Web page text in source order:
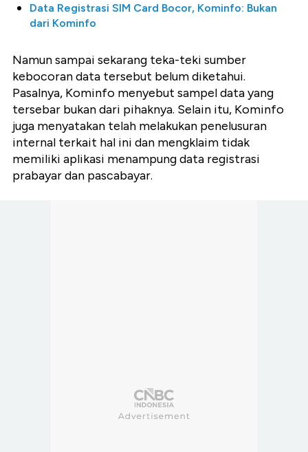
Data Registrasi SIM Card Bocor, Kominfo: Bukan
dari Kominfo
Namun sampai sekarang teka-teki sumber
kebocoran data tersebut belum diketahui.
Pasalnya, Kominfo menyebut sampel data yang
tersebar bukan dari pihaknya. Selain itu, Kominfo
juga menyatakan telah melakukan penelusuran
internal terkait hal ini dan mengklaim tidak
memiliki aplikasi menampung data registrasi
prabayar dan pascabayar.